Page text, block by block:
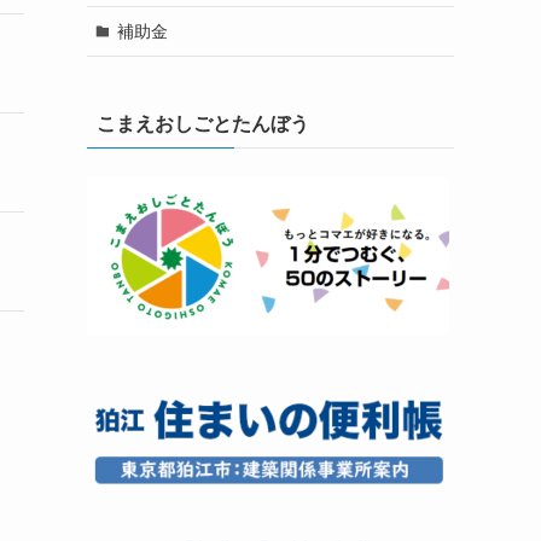
補助金
こまえおしごとたんぼう